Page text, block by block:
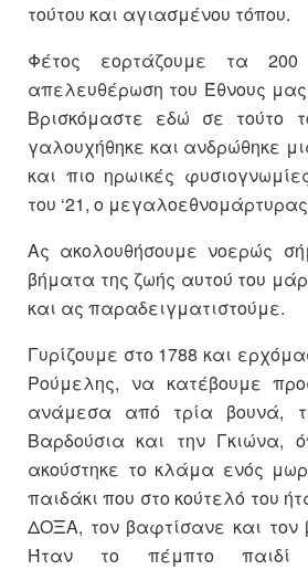
τούτου και αγιασμένου τόπου.
Φέτος εορτάζουμε τα
απελευθέρωση του Έθνους
Βρισκόμαστε εδώ σε τούτο
γαλουχήθηκε και ανδρώθηκε
και πιο ηρωικές
του ‘21, ο
Ας ακολουθήσουμε νοερώς
βήματα της ζωής αυτού του
και ας παραδειγματιστούμε.
Γυρίζουμε στο 1788 και
Ρούμελης, να κατέβουμε
ανάμεσα από τρία βουνά,
Βαρδούσια και την Γκιώνα,
ακούστηκε το κλάμα ενός
παιδάκι που στο κούτελό του
ΔΟΞΑ, τον βαφτίσανε και τον
Ήταν το πέμπτο παιδί